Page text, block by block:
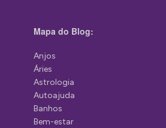
Mapa do Blog:
Anjos
Áries
Astrologia
Autoajuda
Banhos
Bem-estar